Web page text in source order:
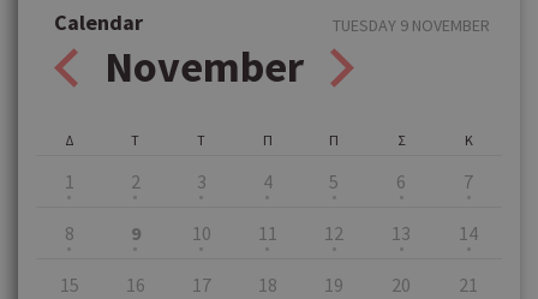
COLLECTIONS
STORIES
Calendar
November
TUESDAY 9 NOVEMBER
Δ
1
Τ
2
Τ
3
Π
4
Π
5
Σ
6
Κ
7
8 9 10 11 12 13 14
15 16 17 18 19 20 21